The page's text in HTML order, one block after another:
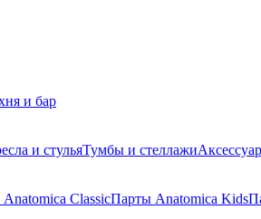
и бар
и стульяТумбы и стеллажи
ClassicПарты Anatomica Kids